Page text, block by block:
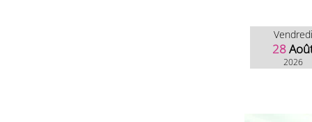
28
2026